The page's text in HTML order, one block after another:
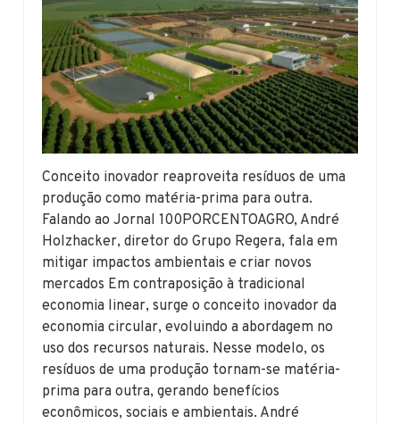
Conceito inovador reaproveita resíduos de uma
produção como matéria-prima para outra.
Falando ao Jornal 100PORCENTOAGRO, André
Holzhacker, diretor do Grupo Regera, fala em
mitigar impactos ambientais e criar novos
mercados Em contraposição à tradicional
economia linear, surge o conceito inovador da
economia circular, evoluindo a abordagem no
uso dos recursos naturais. Nesse modelo, os
resíduos de uma produção tornam-se matéria-
prima para outra, gerando benefícios
econômicos, sociais e ambientais. André